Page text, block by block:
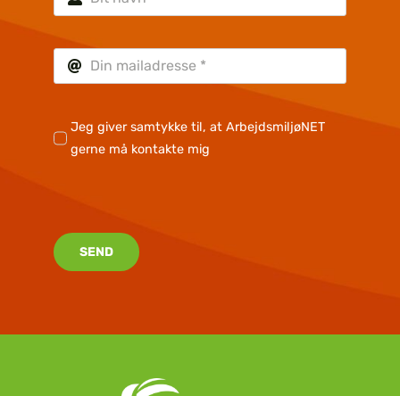
Jeg giver samtykke til, at ArbejdsmiljøNET
gerne må kontakte mig
SEND